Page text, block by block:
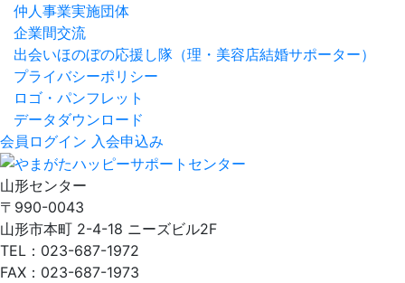
仲人事業実施団体
企業間交流
出会いほのぼの応援し隊 （理・美容店結婚サポーター）
プライバシーポリシー
ロゴ・パンフレット
データダウンロード
会員ログイン 入会申込み
山形センター
〒990-0043
山形市本町 2-4-18 ニーズビル2F
TEL：023-687-1972
FAX：023-687-1973